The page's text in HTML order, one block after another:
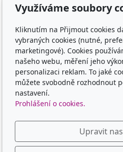
TCM - Eruvia
Lesní 719, 34506 Kdyně
Kontakt
00420 605 565 580
Sledujte nás
Využíváme soubory
Kliknutím na Přijmout cookies
vybraných cookies (nutné,
marketingové). Cookies
našeho webu, měření jeho
personalizaci reklam. To jaké
můžete svobodně rozhodnout
nastavení.
Prohlášení o cookies.
Upravit